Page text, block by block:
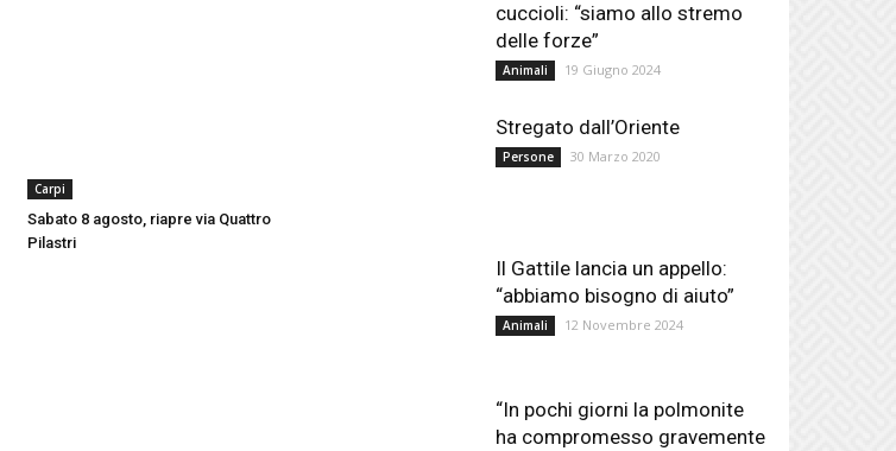
Carpi
Sabato 8 agosto, riapre via Quattro
Pilastri
cuccioli: “siamo allo stremo
delle forze”
Animali 19 Giugno 2024
Stregato dall’Oriente
Persone 30 Marzo 2020
Il Gattile lancia un appello:
“abbiamo bisogno di aiuto”
Animali 12 Novembre 2024
“In pochi giorni la polmonite
ha compromesso gravemente